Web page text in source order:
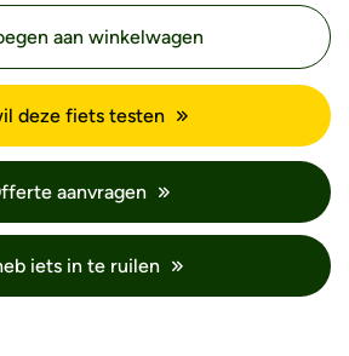
aan winkelwagen
deze fiets testen
aanvragen
iets in te ruilen